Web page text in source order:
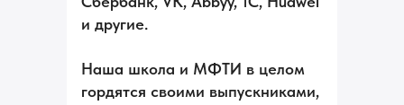
и другие.
Наша школа и МФТИ в целом
гордятся своими выпускниками,